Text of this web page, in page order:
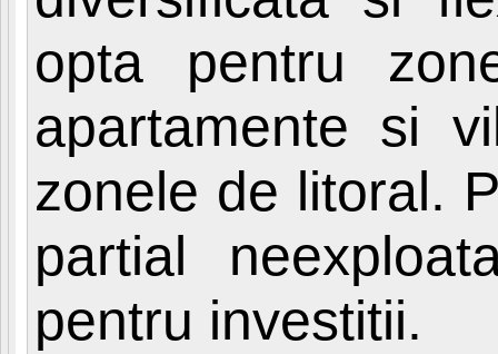
opta pentru
apartamente si
zonele de litoral.
partial
pentru investitii.